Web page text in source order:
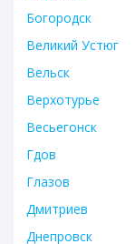
Богородск
Великий Устюг
Вельск
Верхотурье
Весьегонск
Гдов
Глазов
Дмитриев
Днепровск